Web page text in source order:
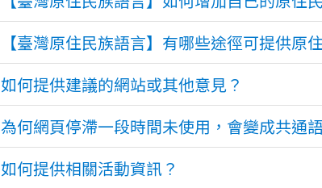
【臺灣原住民族語言】有哪些途徑可提供原
如何提供建議的網站或其他意見？
為何網頁停滯一段時間未使用，會變成共通
如何提供相關活動資訊？